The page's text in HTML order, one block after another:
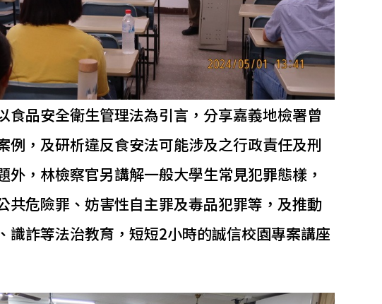
食品安全衛生管理法為引言，分享嘉義地檢署曾
例，及研析違反食安法可能涉及之行政責任及刑
外，林檢察官另講解一般大學生常見犯罪態樣，
共危險罪、妨害性自主罪及毒品犯罪等，及推動
識詐等法治教育，短短2小時的誠信校園專案講座